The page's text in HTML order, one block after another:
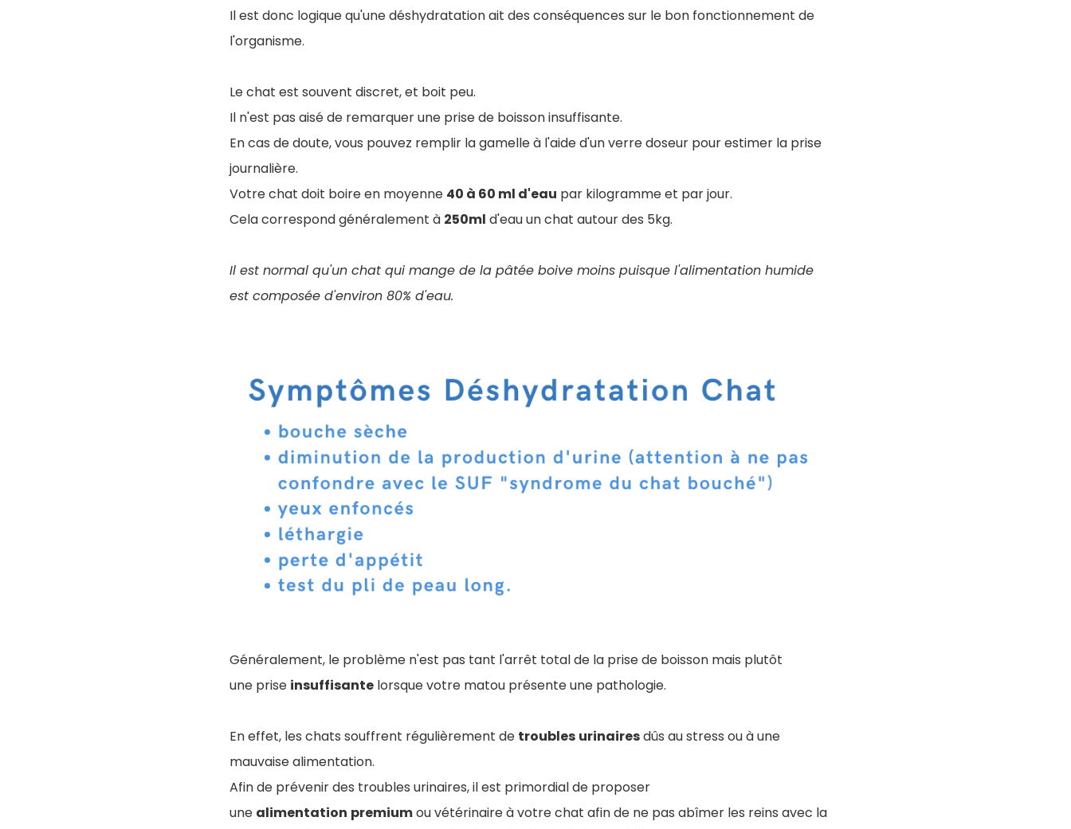
Il est donc logique qu'une déshydratation ait des conséquences sur le bon fonctionnement de
l'organisme.
Le chat est souvent discret, et boit peu.
Il n'est pas aisé de remarquer une prise de boisson insuffisante.
En cas de doute, vous pouvez remplir la gamelle à l'aide d'un verre doseur pour estimer la prise
journalière.
Votre chat doit boire en moyenne 40 à 60 ml d'eau par kilogramme et par jour.
Cela correspond généralement à 250ml d'eau un chat autour des 5kg.
Il est normal qu'un chat qui mange de la pâtée boive moins puisque l'alimentation humide
est composée d'environ 80% d'eau.
Généralement, le problème n'est pas tant l'arrêt total de la prise de boisson mais plutôt
une prise insuffisante lorsque votre matou présente une pathologie.
En effet, les chats souffrent régulièrement de troubles urinairesdûs au stress ou à une
mauvaise alimentation.
Afin de prévenir des troubles urinaires, il est primordial de proposer
une alimentation premiumou vétérinaire à votre chat afin de ne pas abîmer les reins avec la